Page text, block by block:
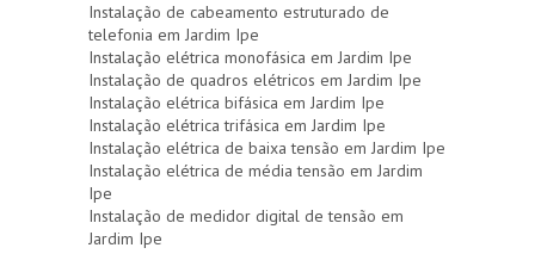
Instalação de cabeamento estruturado de
telefonia em Jardim Ipe
Instalação elétrica monofásica em Jardim Ipe
Instalação de quadros elétricos em Jardim Ipe
Instalação elétrica bifásica em Jardim Ipe
Instalação elétrica trifásica em Jardim Ipe
Instalação elétrica de baixa tensão em Jardim Ipe
Instalação elétrica de média tensão em Jardim
Ipe
Instalação de medidor digital de tensão em
Jardim Ipe